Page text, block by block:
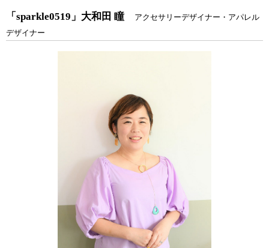
「sparkle0519」大和田 瞳
アクセサリーデザイナー・アパレル
デザイナー